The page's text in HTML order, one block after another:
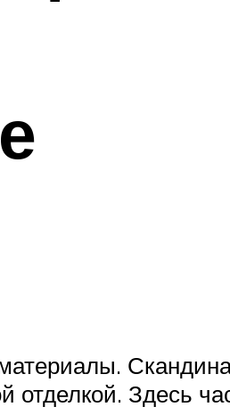
отделкой. Здесь